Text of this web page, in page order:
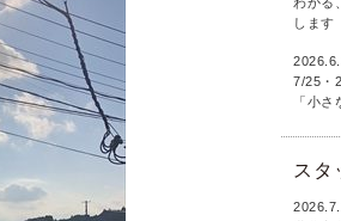
します
7/25・
「小
スタ